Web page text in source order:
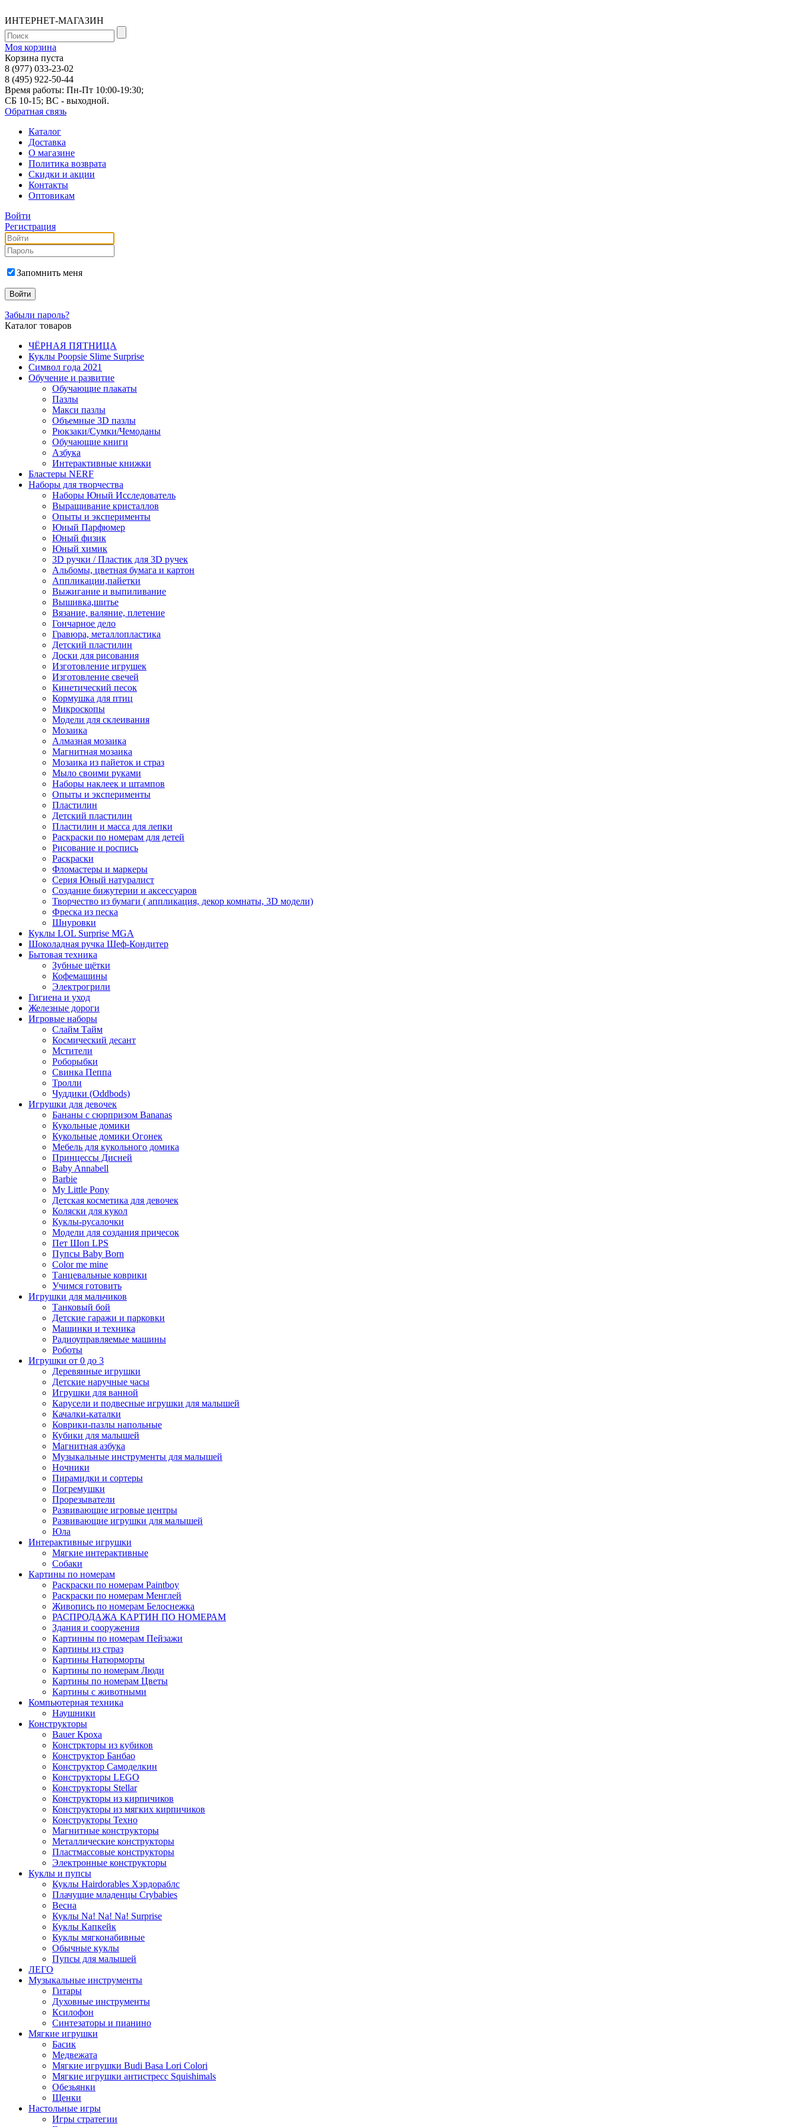
ИНТЕРНЕТ-МАГАЗИН
Моя корзина
Корзина пуста
8 (977) 033-23-02
8 (495) 922-50-44
Время работы: Пн-Пт 10:00-19:30;
СБ 10-15; ВС - выходной.
Обратная связь
Каталог
Доставка
О магазине
Политика возврата
Скидки и акции
Контакты
Оптовикам
Войти
Регистрация
Запомнить меня
Забыли пароль?
Каталог товаров
ЧЁРНАЯ ПЯТНИЦА
Куклы Poopsie Slime Surprise
Символ года 2021
Обучение и развитие
Обучающие плакаты
Пазлы
Макси пазлы
Объемные 3D пазлы
Рюкзаки/Сумки/Чемоданы
Обучающие книги
Азбука
Интерактивные книжки
Бластеры NERF
Наборы для творчества
Наборы Юный Исследователь
Выращивание кристаллов
Опыты и эксперименты
Юный Парфюмер
Юный физик
Юный химик
3D ручки / Пластик для 3D ручек
Альбомы, цветная бумага и картон
Аппликации,пайетки
Выжигание и выпиливание
Вышивка,шитье
Вязание, валяние, плетение
Гончарное дело
Гравюра, металлопластика
Детский пластилин
Доски для рисования
Изготовление игрушек
Изготовление свечей
Кинетический песок
Кормушка для птиц
Микроскопы
Модели для склеивания
Мозаика
Алмазная мозаика
Магнитная мозаика
Мозаика из пайеток и страз
Мыло своими руками
Наборы наклеек и штампов
Опыты и эксперименты
Пластилин
Детский пластилин
Пластилин и масса для лепки
Раскраски по номерам для детей
Рисование и роспись
Раскраски
Фломастеры и маркеры
Серия Юный натуралист
Создание бижутерии и аксессуаров
Творчество из бумаги ( аппликация, декор комнаты, 3D модели)
Фреска из песка
Шнуровки
Куклы LOL Surprise MGA
Шоколадная ручка Шеф-Кондитер
Бытовая техника
Зубные щётки
Кофемашины
Электрогрили
Гигиена и уход
Железные дороги
Игровые наборы
Слайм Тайм
Космический десант
Мстители
Роборыбки
Свинка Пеппа
Тролли
Чуддики (Oddbods)
Игрушки для девочек
Бананы с сюрпризом Bananas
Кукольные домики
Кукольные домики Огонек
Мебель для кукольного домика
Принцессы Дисней
Baby Annabell
Barbie
My Little Pony
Детская косметика для девочек
Коляски для кукол
Куклы-русалочки
Модели для создания причесок
Пет Шоп LPS
Пупсы Baby Born
Сolor me mine
Танцевальные коврики
Учимся готовить
Игрушки для мальчиков
Танковый бой
Детские гаражи и парковки
Машинки и техника
Радиоуправляемые машины
Роботы
Игрушки от 0 до 3
Деревянные игрушки
Детские наручные часы
Игрушки для ванной
Карусели и подвесные игрушки для малышей
Качалки-каталки
Коврики-пазлы напольные
Кубики для малышей
Магнитная азбука
Музыкальные инструменты для малышей
Ночники
Пирамидки и сортеры
Погремушки
Прорезыватели
Развивающие игровые центры
Развивающие игрушки для малышей
Юла
Интерактивные игрушки
Мягкие интерактивные
Собаки
Картины по номерам
Раскраски по номерам Paintboy
Раскраски по номерам Менглей
Живопись по номерам Белоснежка
РАСПРОДАЖА КАРТИН ПО НОМЕРАМ
Здания и сооружения
Картинны по номерам Пейзажи
Картины из страз
Картины Натюрморты
Картины по номерам Люди
Картины по номерам Цветы
Картины с животными
Компьютерная техника
Наушники
Конструкторы
Bauer Кроха
Констркторы из кубиков
Конструктор Банбао
Конструктор Самоделкин
Конструкторы LEGO
Конструкторы Stellar
Конструкторы из кирпичиков
Конструкторы из мягких кирпичиков
Конструкторы Техно
Магнитные конструкторы
Металлические конструкторы
Пластмассовые конструкторы
Электронные конструкторы
Куклы и пупсы
Куклы Hairdorables Хэрдораблс
Плачущие младенцы Crybabies
Весна
Куклы Na! Na! Na! Surprise
Куклы Капкейк
Куклы мягконабивные
Обычные куклы
Пупсы для малышей
ЛЕГО
Музыкальные инструменты
Гитары
Духовные инструменты
Ксилофон
Синтезаторы и пианино
Мягкие игрушки
Басик
Медвежата
Мягкие игрушки Budi Basa Lori Colori
Мягкие игрушки антистресс Squishimals
Обезьянки
Щенки
Настольные игры
Игры стратегии